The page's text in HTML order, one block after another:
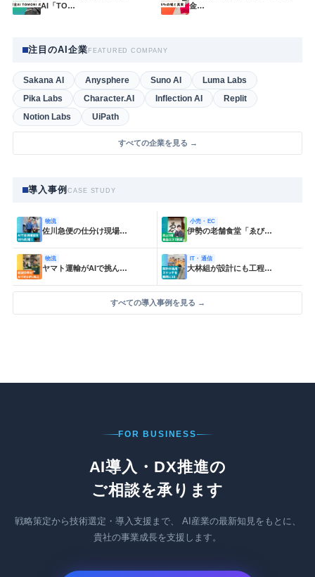
AI「TO…
金…
注目のAI企業 FEATURED COMPANY
Sakana AI Anysphere Suno AI
Luma Labs
Pika Labs
Character.AI Inflection AI
Replit
Notion Labs
UiPath
すべての企業を見る →
導入事例CASE STUDY
物流
佐川急便の仕分け現場…
小売・EC
伊勢の老舗食堂「ゑび…
物流
ヤマト運輸がAIで挑ん…
IT・通信
大林組が設計にも工程…
すべての導入事例を見る →
FOR BUSINESS
AI導入・DX推進の
ご相談を承ります
戦略策定から技術選定・導入支援まで、
AI産業の最新知見をもとに、
貴社の事業成長を支援します。